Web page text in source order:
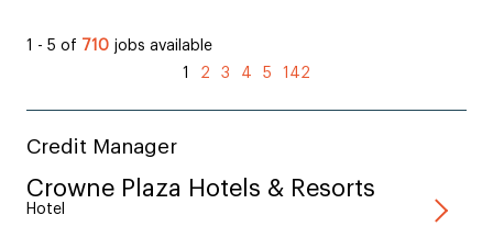
1 - 5 of 710 jobs available
1
2 3 4 5 142
Credit Manager
Crowne Plaza Hotels & Resorts
Hotel